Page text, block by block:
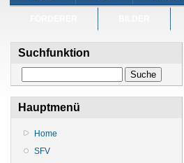
Suchfunktion
Hauptmenü
Home
SFV